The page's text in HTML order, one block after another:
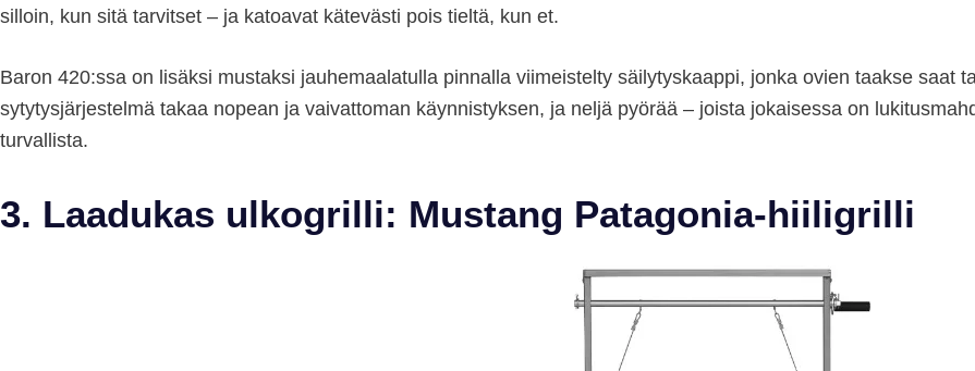
silloin, kun sitä tarvitset – ja katoavat kätevästi pois tieltä, kun et.
Baron 420:ssa on lisäksi mustaksi jauhemaalatulla pinnalla viimeistelty säilytyskaappi, jonka ovien taakse saat
sytytysjärjestelmä takaa nopean ja vaivattoman käynnistyksen, ja neljä pyörää – joista jokaisessa on
turvallista.
3. Laadukas ulkogrilli: Mustang Patagonia-hiiligrilli